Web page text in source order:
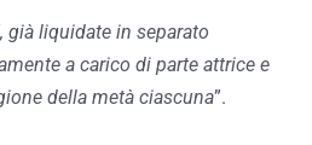
già liquidate in separato
a carico di parte attrice e
della metà ciascuna”.